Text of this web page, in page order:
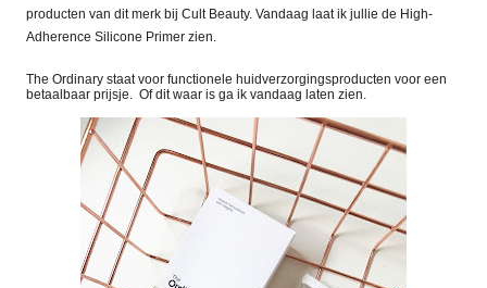
producten van dit merk bij Cult Beauty. Vandaag laat ik jullie de High-
Adherence Silicone Primer zien.
The Ordinary staat voor functionele huidverzorgingsproducten voor een
betaalbaar prijsje. Of dit waar is ga ik vandaag laten zien.